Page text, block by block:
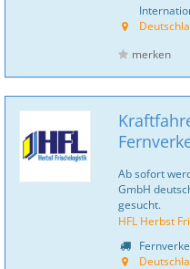
merken
Ab sofort
GmbH
gesucht.
HFL Herbst